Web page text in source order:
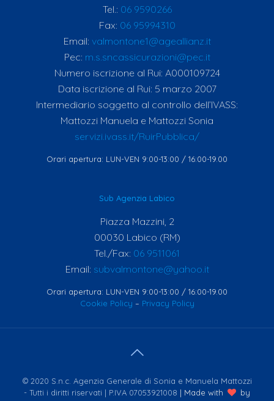
Tel.: 06 9590266
Fax: 06 95994310
Email: valmontone1@ageallianz.it
Pec: m.s.sncassicurazioni@pec.it
Numero iscrizione al Rui: A000109724
Data iscrizione al Rui: 5 marzo 2007
Intermediario soggetto al controllo dell’IVASS:
Mattozzi Manuela e Mattozzi Sonia
servizi.ivass.it/RuirPubblica/
Orari apertura: LUN-VEN 9:00-13:00 / 16:00-19.00
Sub Agenzia Labico
Piazza Mazzini, 2
00030 Labico (RM)
Tel./Fax: 06 9511061
Email: subvalmontone@yahoo.it
Orari apertura: LUN-VEN 9:00-13:00 / 16:00-19.00
Cookie Policy – Privacy Policy
© 2020 S.n.c. Agenzia Generale di Sonia e Manuela Mattozzi
- Tutti i diritti riservati | P.IVA 07053921008 | Made with
by